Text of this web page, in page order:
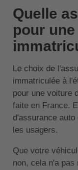
Quelle
pour
Le choix de
immatriculée à
pour une voiture
faite en France.
d'assurance
les usagers.
Que votre
non, cela n'a pas